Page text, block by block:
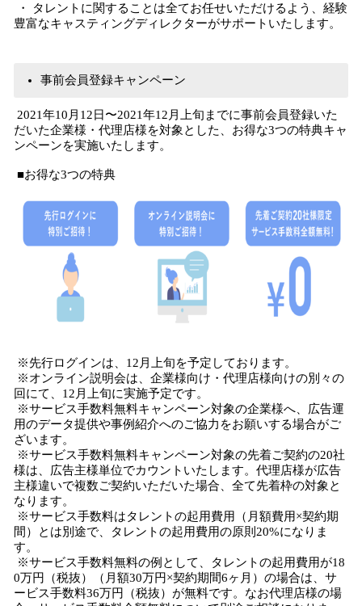
・ タレントに関することは全てお任せいただけるよう、経験
豊富なキャスティングディレクターがサポートいたします。
事前会員登録キャンペーン
2021年10⽉12⽇〜2021年12⽉上旬までに事前会員登録いた
だいた企業様・代理店様を対象とした、お得な3つの特典キャ
ンペーンを実施いたします。
■お得な3つの特典
※先行ログインは、12月上旬を予定しております。
※オンライン説明会は、企業様向け・代理店様向けの別々の
回にて、12月上旬に実施予定です。
※サービス手数料無料キャンペーン対象の企業様へ、広告運
用のデータ提供や事例紹介へのご協力をお願いする場合がご
ざいます。
※サービス手数料無料キャンペーン対象の先着ご契約の20社
様は、広告主様単位でカウントいたします。代理店様が広告
主様違いで複数ご契約いただいた場合、全て先着枠の対象と
なります。
※サービス手数料はタレントの起用費用（月額費用×契約期
間）とは別途で、タレントの起用費用の原則20%になりま
す。
※サービス手数料無料の例として、タレントの起用費用が18
0万円（税抜）（月額30万円×契約期間6ヶ月）の場合は、サ
ービス手数料36万円（税抜）が無料です。なお代理店様の場